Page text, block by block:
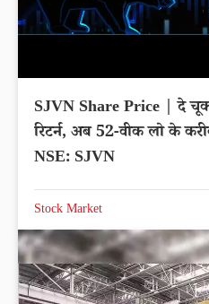
SJVN Share Price | दे
रिटर्न, अब 52-वीक लो के
NSE: SJVN
Stock Market